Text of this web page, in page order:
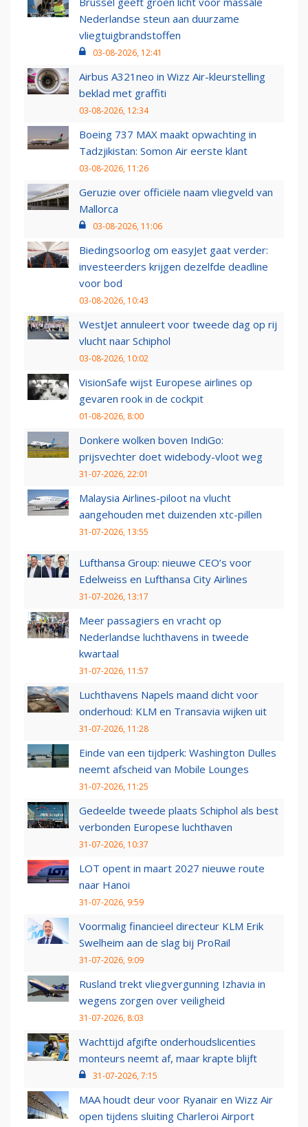
Nederlandse steun aan duurzame
vliegtuigbrandstoffen
03-08-2026, 12:41
Airbus A321neo in Wizz Air-kleurstelling
beklad met graffiti
03-08-2026, 12:34
Boeing 737 MAX maakt opwachting in
Tadzjikistan: Somon Air eerste klant
03-08-2026, 11:26
Geruzie over officiële naam vliegveld van
Mallorca
03-08-2026, 11:06
Biedingsoorlog om easyJet gaat verder:
investeerders krijgen dezelfde deadline
voor bod
03-08-2026, 10:43
WestJet annuleert voor tweede dag op rij
vlucht naar Schiphol
03-08-2026, 10:02
VisionSafe wijst Europese airlines op
gevaren rook in de cockpit
01-08-2026, 8:00
Donkere wolken boven IndiGo:
prijsvechter doet widebody-vloot weg
31-07-2026, 22:01
Malaysia Airlines-piloot na vlucht
aangehouden met duizenden xtc-pillen
31-07-2026, 13:55
Lufthansa Group: nieuwe CEO’s voor
Edelweiss en Lufthansa City Airlines
31-07-2026, 13:17
Meer passagiers en vracht op
Nederlandse luchthavens in tweede
kwartaal
31-07-2026, 11:57
Luchthavens Napels maand dicht voor
onderhoud: KLM en Transavia wijken uit
31-07-2026, 11:28
Einde van een tijdperk: Washington Dulles
neemt afscheid van Mobile Lounges
31-07-2026, 11:25
Gedeelde tweede plaats Schiphol als best
verbonden Europese luchthaven
31-07-2026, 10:37
LOT opent in maart 2027 nieuwe route
naar Hanoi
31-07-2026, 9:59
Voormalig financieel directeur KLM Erik
Swelheim aan de slag bij ProRail
31-07-2026, 9:09
Rusland trekt vliegvergunning Izhavia in
wegens zorgen over veiligheid
31-07-2026, 8:03
Wachttijd afgifte onderhoudslicenties
monteurs neemt af, maar krapte blijft
31-07-2026, 7:15
MAA houdt deur voor Ryanair en Wizz Air
open tijdens sluiting Charleroi Airport